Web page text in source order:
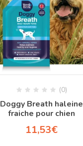
(0)
Doggy Breath haleine
fraiche pour chien
11,53€